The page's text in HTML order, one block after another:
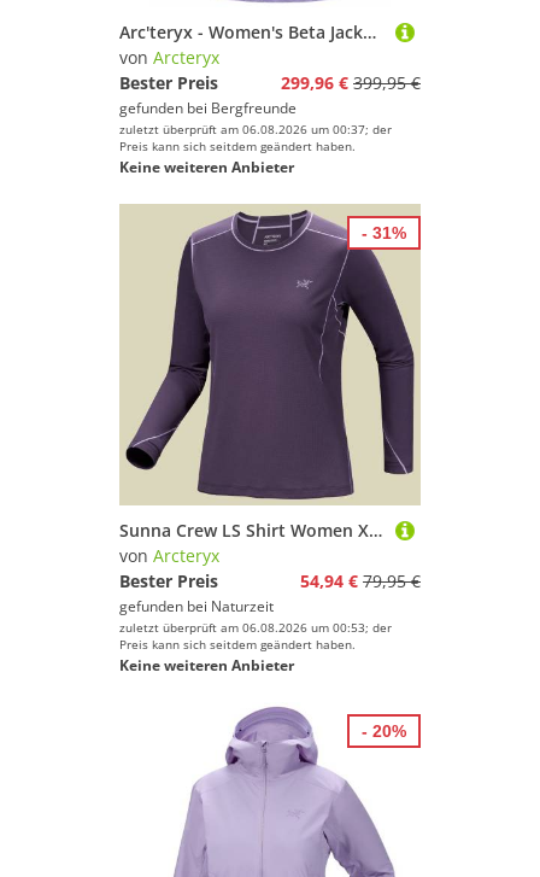
Arc'teryx - Women's Beta Jacket - Regenjacke Gr L lila
von Arcteryx
Bester Preis
299,96 € 399,95 €
gefunden bei Bergfreunde
zuletzt überprüft am 06.08.2026 um 00:37; der
Preis kann sich seitdem geändert haben.
Keine weiteren Anbieter
Sunna Crew LS Shirt Women XL lila
von Arcteryx
Bester Preis
54,94 € 79,95 €
gefunden bei Naturzeit
zuletzt überprüft am 06.08.2026 um 00:53; der
Preis kann sich seitdem geändert haben.
Keine weiteren Anbieter
- 31%
- 20%